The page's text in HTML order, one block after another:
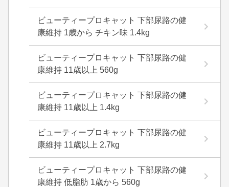
ビューティープロキャット 下部尿路の健
康維持 1歳から チキン味 1.4kg
ビューティープロキャット 下部尿路の健
康維持 11歳以上 560g
ビューティープロキャット 下部尿路の健
康維持 11歳以上 1.4kg
ビューティープロキャット 下部尿路の健
康維持 11歳以上 2.7kg
ビューティープロキャット 下部尿路の健
康維持 低脂肪 1歳から 560g